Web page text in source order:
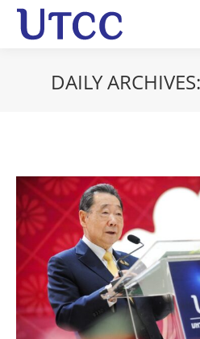
DAILY ARCHIVES: